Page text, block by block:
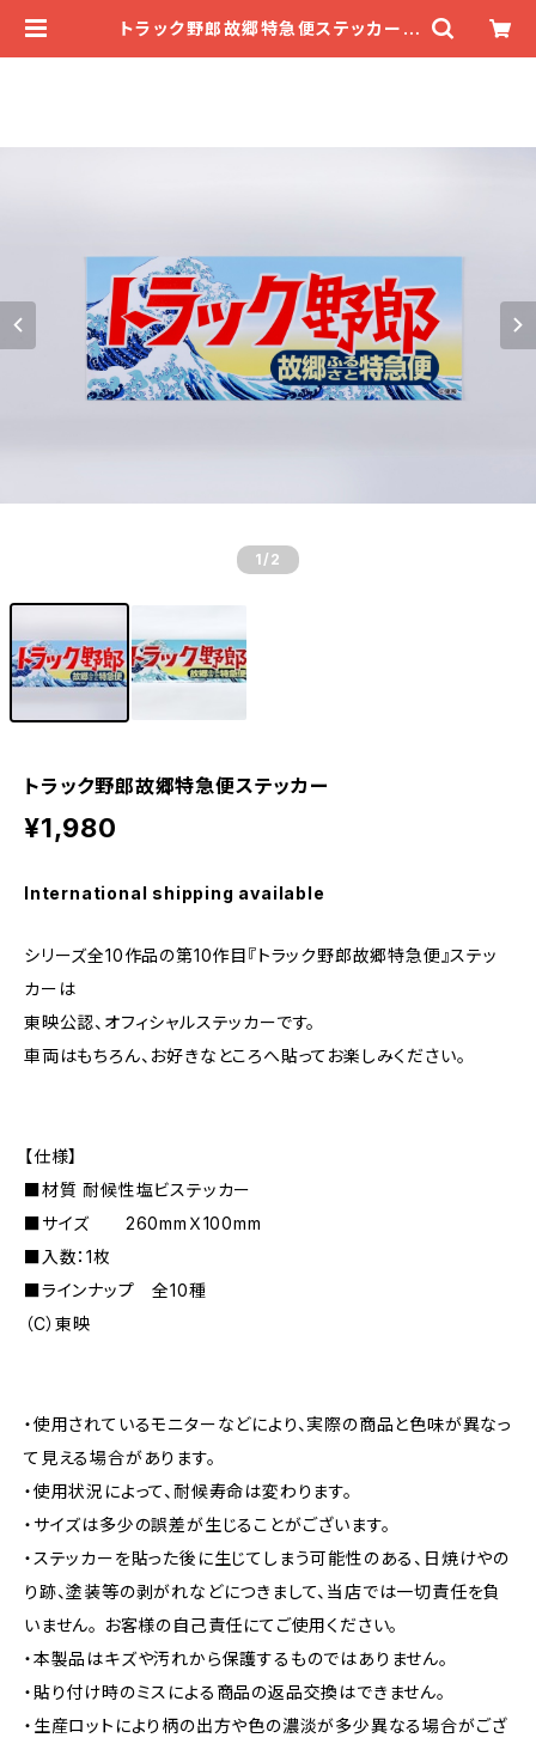
トラック野郎故郷特急便ステッカー |
1 /2
トラック野郎故郷特急便ステッカー
¥1,980
International shipping available
シリーズ全10作品の第10作目『トラック野郎故郷特急便』ステッ
カーは
東映公認、オフィシャルステッカーです。
車両はもちろん、お好きなところへ貼ってお楽しみください。
【仕様】
■材質 耐候性塩ビステッカー
■サイズ 260mmＸ100mm
■入数：1枚
■ラインナップ 全10種
（C）東映
・使用されているモニターなどにより、実際の商品と色味が異なっ
て見える場合があります。
・使用状況によって、耐候寿命は変わります。
・サイズは多少の誤差が生じることがございます。
・ステッカーを貼った後に生じてしまう可能性のある、日焼けやの
り跡、塗装等の剥がれなどにつきまして、当店では一切責任を負
いません。 お客様の自己責任にてご使用ください。
・本製品はキズや汚れから保護するものではありません。
・貼り付け時のミスによる商品の返品交換はできません。
・生産ロットにより柄の出方や色の濃淡が多少異なる場合がござ